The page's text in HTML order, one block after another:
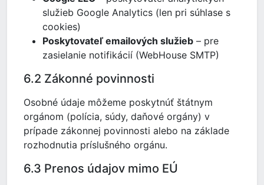
služieb Google Analytics (len pri súhlase s
cookies)
Poskytovateľ emailových služieb – pre
zasielanie notifikácií (WebHouse SMTP)
6.2 Zákonné povinnosti
Osobné údaje môžeme poskytnúť štátnym
orgánom (polícia, súdy, daňové orgány) v
prípade zákonnej povinnosti alebo na základe
rozhodnutia príslušného orgánu.
6.3 Prenos údajov mimo EÚ